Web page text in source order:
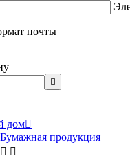
почты

дом
Бумажная продукция
 